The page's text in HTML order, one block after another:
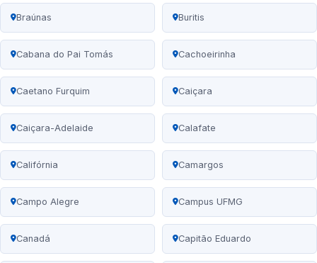
Braúnas Buritis
Cabana do Pai Tomás Cachoeirinha
Caetano Furquim Caiçara
Caiçara-Adelaide Calafate
Califórnia Camargos
Campo Alegre Campus UFMG
Canadá Capitão Eduardo